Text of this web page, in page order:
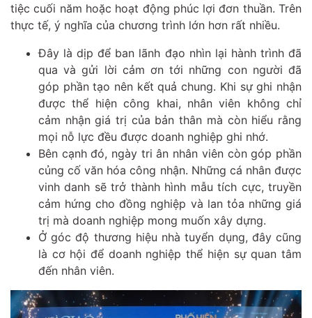
tiệc cuối năm hoặc hoạt động phúc lợi đơn thuần. Trên
thực tế, ý nghĩa của chương trình lớn hơn rất nhiều.
Đây là dịp để ban lãnh đạo nhìn lại hành trình đã
qua và gửi lời cảm ơn tới những con người đã
góp phần tạo nên kết quả chung. Khi sự ghi nhận
được thể hiện công khai, nhân viên không chỉ
cảm nhận giá trị của bản thân mà còn hiểu rằng
mọi nỗ lực đều được doanh nghiệp ghi nhớ.
Bên cạnh đó, ngày tri ân nhân viên còn góp phần
củng cố văn hóa công nhận. Những cá nhân được
vinh danh sẽ trở thành hình mẫu tích cực, truyền
cảm hứng cho đồng nghiệp và lan tỏa những giá
trị mà doanh nghiệp mong muốn xây dựng.
Ở góc độ thương hiệu nhà tuyển dụng, đây cũng
là cơ hội để doanh nghiệp thể hiện sự quan tâm
đến nhân viên.